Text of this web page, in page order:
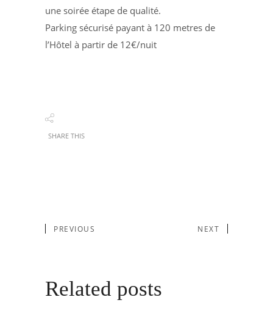
une soirée étape de qualité.
Parking sécurisé payant à 120 metres de
l’Hôtel à partir de 12€/nuit
SHARE THIS
PREVIOUS NEXT
Related posts